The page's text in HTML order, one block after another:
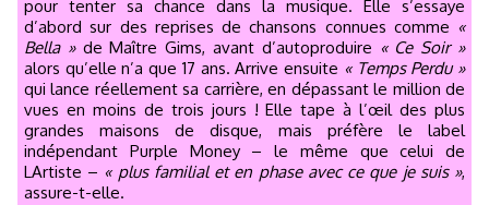
pour tenter sa chance dans la musique. Elle s’essaye
d’abord sur des reprises de chansons connues comme «
Bella »de Maître Gims, avant d’autoproduire « Ce Soir »
alors qu’elle n’a que 17 ans. Arrive ensuite « Temps Perdu »
qui lance réellement sa carrière, en dépassant le million de
vues en moins de trois jours ! Elle tape à l’œil des plus
grandes maisons de disque, mais préfère le label
indépendant Purple Money – le même que celui de
LArtiste – « plus familial et en phase avec ce que je suis »,
assure-t-elle.